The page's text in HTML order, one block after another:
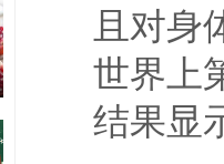
且对身
世界上
结果显